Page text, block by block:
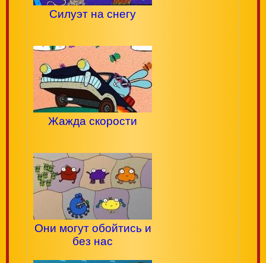
Силуэт на снегу
Жажда скорости
Они могут обойтись и
без нас